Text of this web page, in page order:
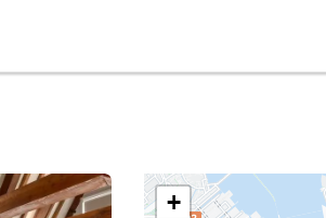
photos
+